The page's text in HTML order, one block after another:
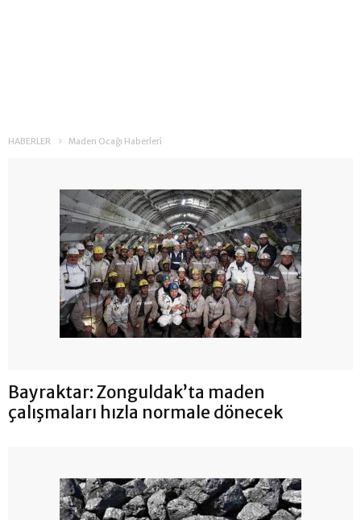
HABERLER Maden Ocağı Haberleri
Bayraktar: Zonguldak’ta maden
çalışmaları hızla normale dönecek